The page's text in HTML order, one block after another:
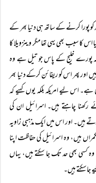
پورا کرنے کے ساتھ ہی دنیا بھر کے
کا سبب بھی یہی تھا مگر وینزویلا کا
پورے خلیج کے پاس جو تیل ہے وہ
پھر اس کو ریفائن کرکے دنیا بھر
ہے۔ اس لیے امریکہ بلکہ یوں کہیے کہ
چاہتے ہیں۔ اسرائیل ان کی
اور اس میں ایک مذہبی زاویہ
ہیں، وہ اسرائیل کی حفاظت اپنا
بھی حد تک جا سکتے ہیں، یہاں
ہیں۔